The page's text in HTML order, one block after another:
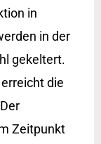
in
in der
gekeltert.
die
Zeitpunkt